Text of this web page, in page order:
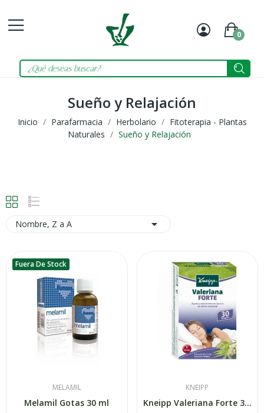
Mi
0
Sueño y Relajación
Inicio Parafarmacia Herbolario
Fitoterapia - Plantas
Naturales
Sueño y Relajación
Nombre, Z a A 
Fuera De Stock
MELAMIL
Melamil Gotas 30 ml
KNEIPP
Kneipp Valeriana Forte 30 Grageas